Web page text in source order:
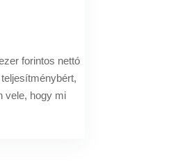
forintos nettó
vele, hogy mi